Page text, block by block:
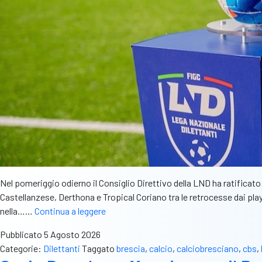
Nel pomeriggio odierno il Consiglio Direttivo della LND ha
Castellanzese, Derthona e Tropical Coriano tra le retrocesse dai
nella…… Continua a leggereRipescaggi:
in
Pubblicato 5 Agosto 2026
Categorie: Dilettanti Taggato brescia, calcio, calciobresciano, cbs,